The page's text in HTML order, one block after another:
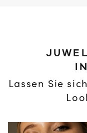
Lassen Sie